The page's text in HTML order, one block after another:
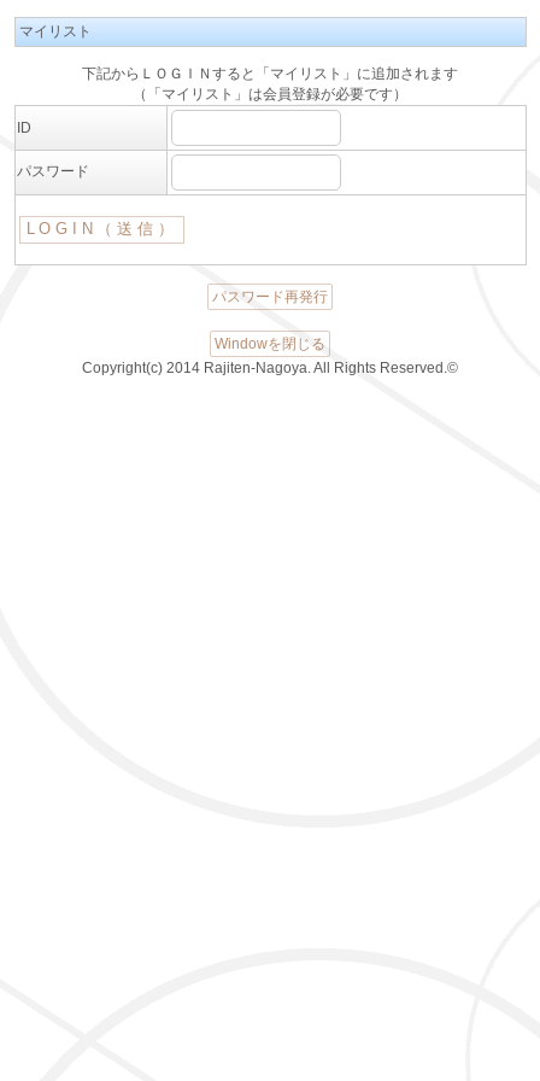
マイリスト
下記からＬＯＧＩＮすると「マイリスト」に追加されます
（「マイリスト」は会員登録が必要です）
ID
パスワード
パスワード再発行
Windowを閉じる
Copyright(c) 2014 Rajiten-Nagoya. All Rights Reserved.©